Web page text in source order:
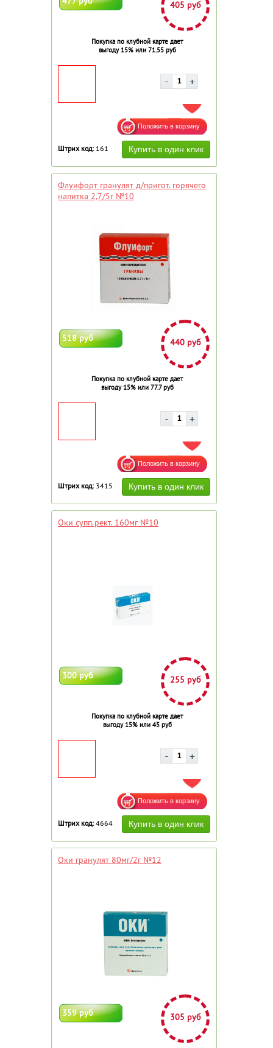
405 руб
Покупка по клубной карте дает
выгоду 15% или 71.55 руб
ДОБАВИТЬ В ИЗБРАННОЕ
Штрих код: 161
Флуифорт гранулят д/пригот. горячего
напитка 2,7/5г №10
518 руб 440 руб
Покупка по клубной карте дает
выгоду 15% или 77.7 руб
ДОБАВИТЬ В ИЗБРАННОЕ
Штрих код: 3415
Оки супп.рект. 160мг №10
300 руб 255 руб
Покупка по клубной карте дает
выгоду 15% или 45 руб
ДОБАВИТЬ В ИЗБРАННОЕ
Штрих код: 4664
Оки гранулят 80мг/2г №12
359 руб 305 руб